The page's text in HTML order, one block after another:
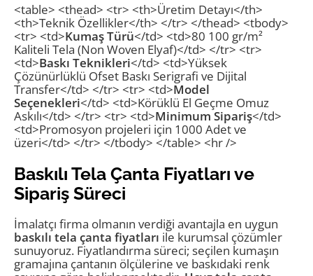
<table> <thead> <tr> <th>Üretim Detayı</th>
<th>Teknik Özellikler</th> </tr> </thead> <tbody>
<tr> <td>Kumaş Türü</td> <td>80 100 gr/m²
Kaliteli Tela (Non Woven Elyaf)</td> </tr> <tr>
<td>Baskı Teknikleri</td> <td>Yüksek
Çözünürlüklü Ofset Baskı Serigrafi ve Dijital
Transfer</td> </tr> <tr> <td>Model
Seçenekleri</td> <td>Körüklü El Geçme Omuz
Askılı</td> </tr> <tr> <td>Minimum Sipariş</td>
<td>Promosyon projeleri için 1000 Adet ve
üzeri</td> </tr> </tbody> </table> <hr />
Baskılı Tela Çanta Fiyatları ve
Sipariş Süreci
İmalatçı firma olmanın verdiği avantajla en uygun
baskılı tela çanta fiyatları ile kurumsal çözümler
sunuyoruz. Fiyatlandırma süreci; seçilen kumaşın
gramajına çantanın ölçülerine ve baskıdaki renk